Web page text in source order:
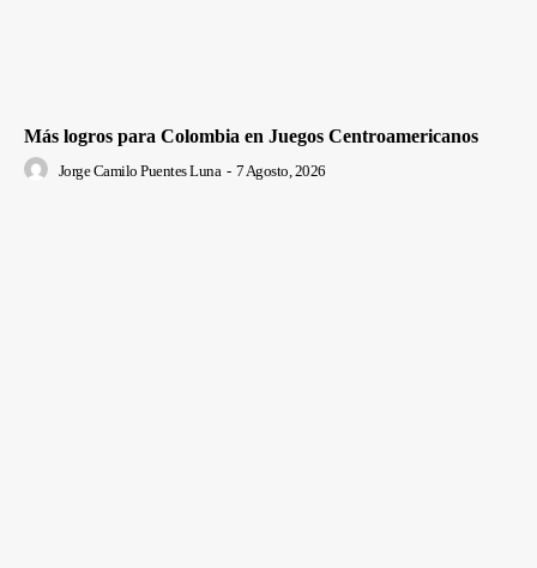
Más logros para Colombia en Juegos Centroamericanos
Jorge Camilo Puentes Luna - 7 Agosto, 2026